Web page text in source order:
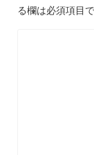
る欄は必須項目